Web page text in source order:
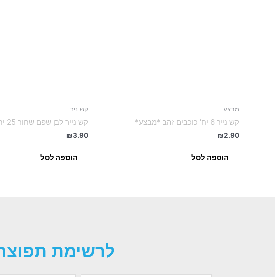
מבצע
קש נייר 6 יח' כוכבים זהב *מבצע*
₪2.90
הוספה לסל
קש ניר
קש נייר לבן שפם שחור 25 יח'
₪3.90
הוספה לסל
לרשימת